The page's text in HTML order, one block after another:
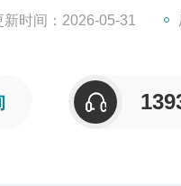
新时间：2026-05-31